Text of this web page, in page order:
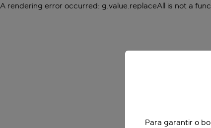
A rendering error occurred: g.value.replaceAll is not a
Para garantir o